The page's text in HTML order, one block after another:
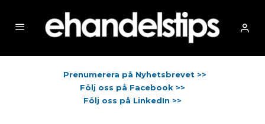
Prenumerera på Nyhetsbrevet >>
Följ oss på Facebook >>
Följ oss på LinkedIn >>